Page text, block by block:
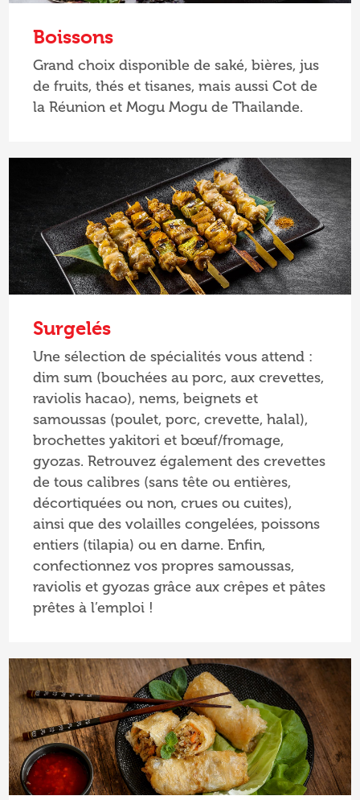
Boissons
Grand choix disponible de saké, bières, jus
de fruits, thés et tisanes, mais aussi Cot de
la Réunion et Mogu Mogu de Thailande.
Surgelés
Une sélection de spécialités vous attend :
dim sum (bouchées au porc, aux crevettes,
raviolis hacao), nems, beignets et
samoussas (poulet, porc, crevette, halal),
brochettes yakitori et bœuf/fromage,
gyozas. Retrouvez également des crevettes
de tous calibres (sans tête ou entières,
décortiquées ou non, crues ou cuites),
ainsi que des volailles congelées, poissons
entiers (tilapia) ou en darne. Enfin,
confectionnez vos propres samoussas,
raviolis et gyozas grâce aux crêpes et pâtes
prêtes à l’emploi !